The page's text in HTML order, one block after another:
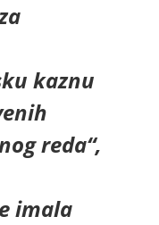
kaznu
reda“,
imala